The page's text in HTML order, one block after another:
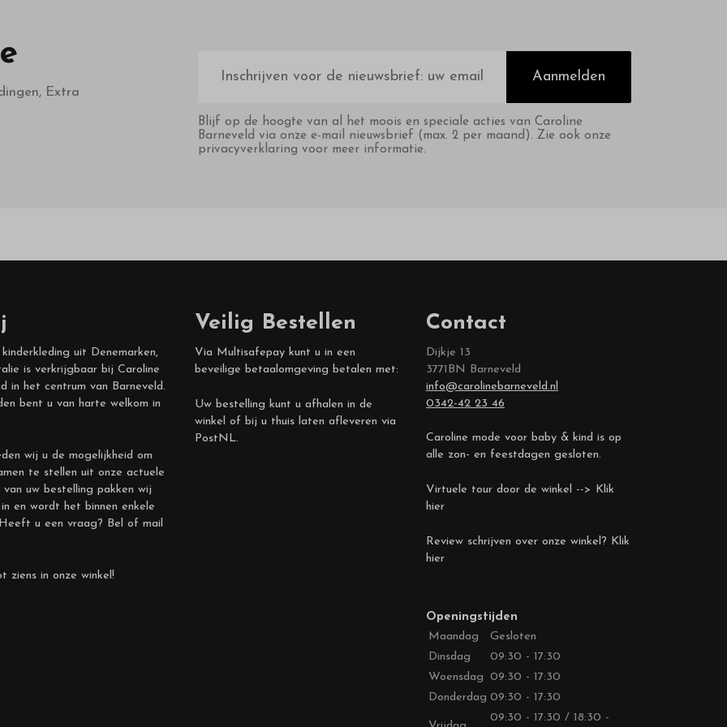
Extra
mailadres
Aanmelden
Blijf op de hoogte van al het moois en speciale acties van Caroline
Barneveld via onze e-mail nieuwsbrief (max. 2 per maand). Zie ook onze
privacyverklaring voor meer informatie.
uit Denemarken,
is verkrijgbaar bij Caroline
in het centrum van Barneveld.
bent u van harte welkom in
wij u de mogelijkheid om
te stellen uit onze actuele
uw bestelling pakken wij
en wordt het binnen enkele
u een vraag? Bel of mail
ziens in onze winkel!
Veilig Bestellen
Via Multisafepay kunt u in een
beveilige betaalomgeving betalen met:
Uw bestelling kunt u afhalen in de
winkel of bij u thuis laten afleveren via
PostNL.
Contact
Dijkje 13
3771BN Barneveld
info@carolinebarneveld.nl
0342-42 23 46
Caroline mode voor baby & kind is op
alle zon- en feestdagen gesloten.
Virtuele tour door de winkel --> Klik
hier
Review schrijven over onze winkel? Klik
hier
Openingstijden
Maandag
Gesloten
Dinsdag
09:30 - 17:30
Woensdag 09:30 - 17:30
Donderdag 09:30 - 17:30
09:30 - 17:30 / 18:30 -